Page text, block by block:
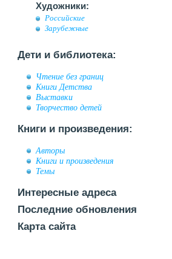
Художники:
Российские
Зарубежные
Дети и библиотека:
Чтение без границ
Книги Детства
Выставки
Творчество детей
Книги и произведения:
Авторы
Книги и произведения
Темы
Интересные адреса
Последние обновления
Карта сайта